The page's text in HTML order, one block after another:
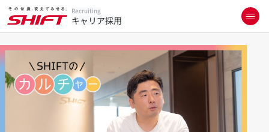
Recruiting
キャリア採用